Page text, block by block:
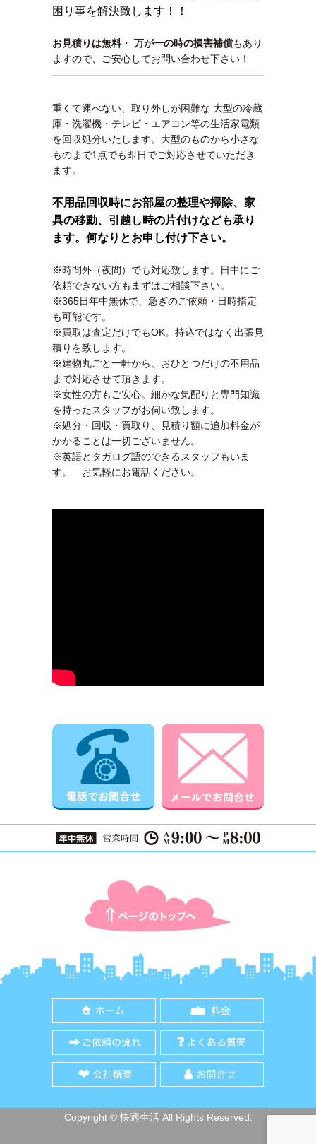
困り事を解決致します！！
お見積りは無料・ 万が一の時の損害補償もあり
ますので、ご安心してお問い合わせ下さい！
重くて運べない、取り外しが困難な 大型の冷蔵
庫・洗濯機・テレビ・エアコン等の生活家電類
を回収処分いたします。大型のものから小さな
ものまで1点でも即日でご対応させていただき
ます。
不用品回収時にお部屋の整理や掃除、家
具の移動、引越し時の片付けなども承り
ます。何なりとお申し付け下さい。
※時間外（夜間）でも対応致します。日中にご
依頼できない方もまずはご相談下さい。
※365日年中無休で、急ぎのご依頼・日時指定
も可能です。
※買取は査定だけでもOK。持込ではなく出張見
積りを致します。
※建物丸ごと一軒から、おひとつだけの不用品
まで対応させて頂きます。
※女性の方もご安心。細かな気配りと専門知識
を持ったスタッフがお伺い致します。
※処分・回収・買取り、見積り額に追加料金が
かかることは一切ございません。
※英語とタガログ語のできるスタッフもいま
す。 お気軽にお電話ください。
電話でお問合せ
ご依頼の流れ
会社概要
Copyright © 快適生活 All Rights Reserved.